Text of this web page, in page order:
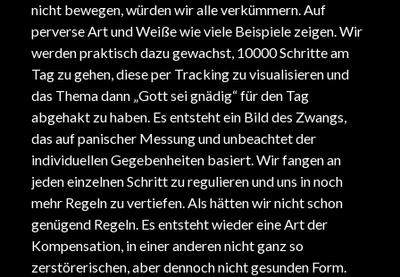
nicht bewegen, würden wir alle verkümmern. Auf
perverse Art und Weiße wie viele Beispiele zeigen. Wir
werden praktisch dazu gewachst, 10000 Schritte am
Tag zu gehen, diese per Tracking zu visualisieren und
das Thema dann „Gott sei gnädig“ für den Tag
abgehakt zu haben. Es entsteht ein Bild des Zwangs,
das auf panischer Messung und unbeachtet der
individuellen Gegebenheiten basiert. Wir fangen an
jeden einzelnen Schritt zu regulieren und uns in noch
mehr Regeln zu vertiefen. Als hätten wir nicht schon
genügend Regeln. Es entsteht wieder eine Art der
Kompensation, in einer anderen nicht ganz so
zerstörerischen, aber dennoch nicht gesunden Form.